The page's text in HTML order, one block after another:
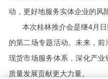
动，更好地服务实体企业的风
本次桂林推介会是继4月
的第二场专题活动。未来，
现货市场服务体系，深化产
质量发展贡献更大力量。